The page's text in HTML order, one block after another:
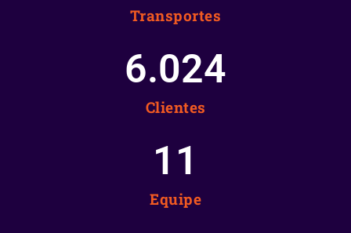
Transportes
Clientes
6.025
Equipe
12